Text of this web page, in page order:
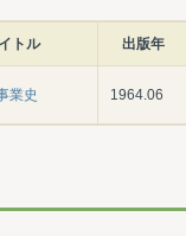
トル 出版年
業史 1964.06